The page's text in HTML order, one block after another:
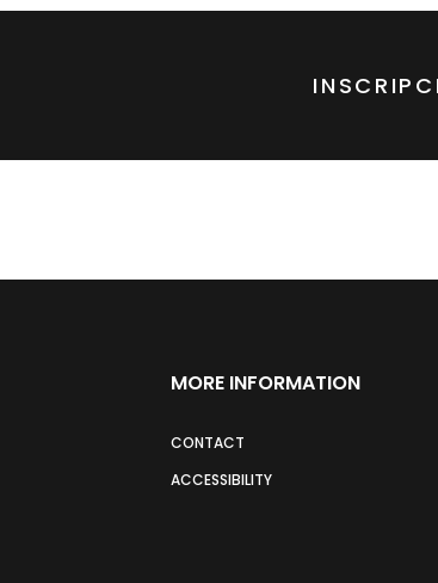
MORE INFORMATION
CONTACT
ACCESSIBILITY